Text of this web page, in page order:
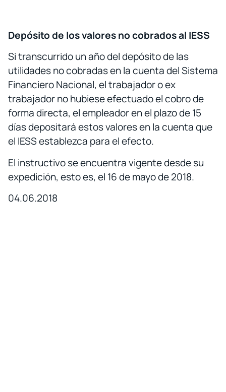
Depósito de los valores no cobrados al IESS
Si transcurrido un año del depósito de las
utilidades no cobradas en la cuenta del Sistema
Financiero Nacional, el trabajador o ex
trabajador no hubiese efectuado el cobro de
forma directa, el empleador en el plazo de 15
días depositará estos valores en la cuenta que
el IESS establezca para el efecto.
El instructivo se encuentra vigente desde su
expedición, esto es, el 16 de mayo de 2018.
04.06.2018